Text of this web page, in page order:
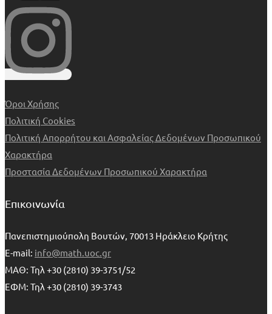
Όροι Χρήσης
Πολιτική Cookies
Πολιτική Απορρήτου και Ασφαλείας Δεδομένων Προσωπικού
Χαρακτήρα
Προστασία Δεδομένων Προσωπικού Χαρακτήρα
Επικοινωνία
Πανεπιστημιούπολη Βουτών, 70013 Ηράκλειο Κρήτης
E-mail: info@math.uoc.gr
ΜΑΘ: Τηλ +30 (2810) 39-3751/52
ΕΦΜ: Τηλ +30 (2810) 39-3743